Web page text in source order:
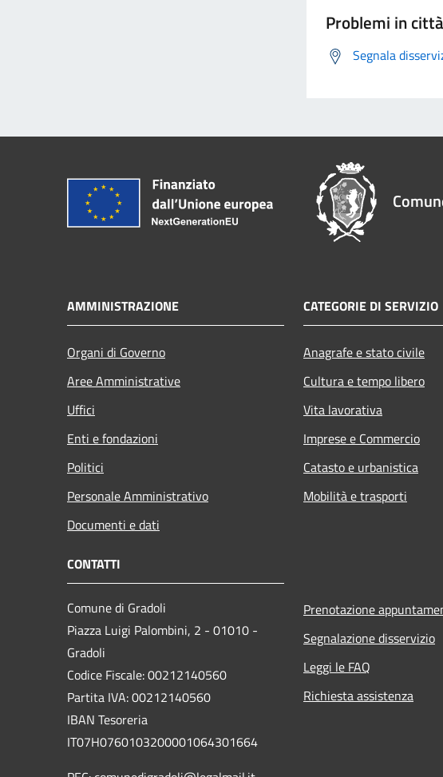
Problemi in città
Segnala
AMMINISTRAZIONE
Organi di Governo
Aree Amministrative
Uffici
Enti e fondazioni
Politici
Personale Amministrativo
Documenti e dati
CATEGORIE DI SERVIZIO
Anagrafe e stato civile
Cultura e tempo libero
Vita lavorativa
Imprese e Commercio
Catasto e urbanistica
Mobilità e trasporti
CONTATTI
Comune di Gradoli
Piazza Luigi Palombini, 2 - 01010 -
Gradoli
Codice Fiscale: 00212140560
Partita IVA: 00212140560
IBAN Tesoreria
IT07H0760103200001064301664
Prenotazione
Segnalazione disservizio
Leggi le FAQ
Richiesta assistenza